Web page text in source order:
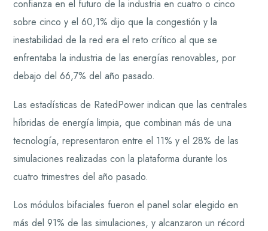
confianza en el futuro de la industria en cuatro o cinco
sobre cinco y el 60,1% dijo que la congestión y la
inestabilidad de la red era el reto crítico al que se
enfrentaba la industria de las energías renovables, por
debajo del 66,7% del año pasado.
Las estadísticas de RatedPower indican que las centrales
híbridas de energía limpia, que combinan más de una
tecnología, representaron entre el 11% y el 28% de las
simulaciones realizadas con la plataforma durante los
cuatro trimestres del año pasado.
Los módulos bifaciales fueron el panel solar elegido en
más del 91% de las simulaciones, y alcanzaron un récord